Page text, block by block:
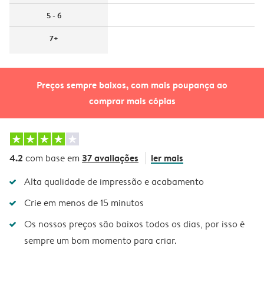
Preços sempre baixos, com mais poupança ao
comprar mais cópias
5 - 6
7+
4.2 com base em 37 avaliações ler mais
Alta qualidade de impressão e acabamento
Crie em menos de 15 minutos
Os nossos preços são baixos todos os dias, por isso é
sempre um bom momento para criar.